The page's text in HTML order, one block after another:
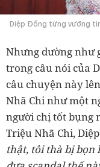
Diệp Đồng từng vướng
Nhưng dường như
trong câu nói của
câu chuyện này
Nhã Chi như một
người chị tốt bụng
Triệu Nhã Chi,
thật, tôi thà bị bọn